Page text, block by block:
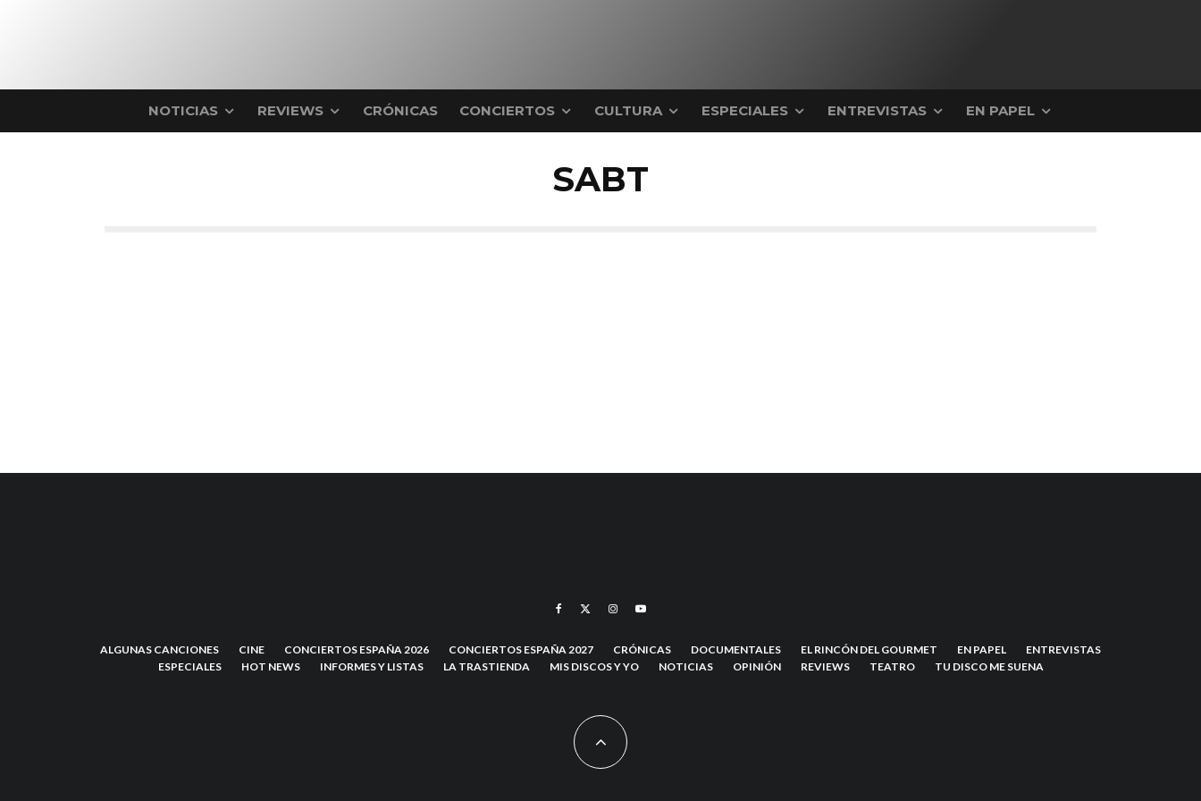
NOTICIAS REVIEWS CRÓNICAS CONCIERTOS CULTURA ESPECIALES ENTREVISTAS EN PAPEL
SABT
ALGUNAS CANCIONES CINE CONCIERTOS ESPAÑA 2026 CONCIERTOS ESPAÑA 2027 CRÓNICAS DOCUMENTALES EL RINCÓN DEL GOURMET EN PAPEL
ENTREVISTAS
ESPECIALES
HOT NEWS INFORMES Y LISTAS LA TRASTIENDA MIS DISCOS Y YO NOTICIAS OPINIÓN REVIEWS TEATRO TU DISCO ME SUENA